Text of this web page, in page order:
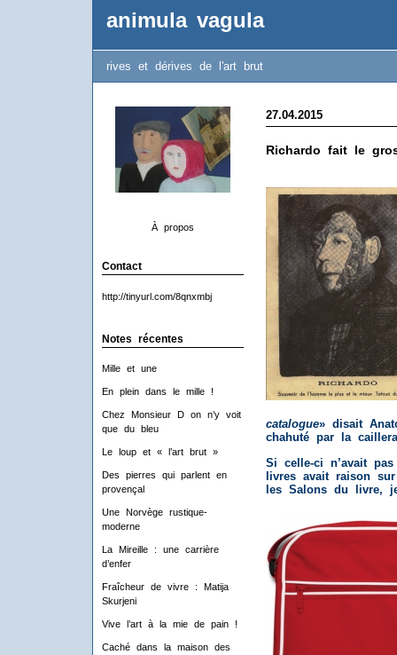
animula vagula
rives et dérives de l'art brut
À propos
Contact
http://tinyurl.com/8qnxmbj
Notes récentes
Mille et une
En plein dans le mille !
Chez Monsieur D on n’y voit
que du bleu
Le loup et « l’art brut »
Des pierres qui parlent en
provençal
Une Norvège rustique-
moderne
La Mireille : une carrière
d’enfer
Fraîcheur de vivre : Matija
Skurjeni
Vive l’art à la mie de pain !
Caché dans la maison des
27.04.2015
Richardo fait le
catalogue» disait
chahuté par la
Si celle-ci n’avait
livres avait raison
les Salons du livre,